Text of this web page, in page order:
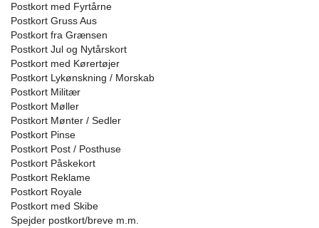
Postkort med Fyrtårne
Postkort Gruss Aus
Postkort fra Grænsen
Postkort Jul og Nytårskort
Postkort med Kørertøjer
Postkort Lykønskning / Morskab
Postkort Militær
Postkort Møller
Postkort Mønter / Sedler
Postkort Pinse
Postkort Post / Posthuse
Postkort Påskekort
Postkort Reklame
Postkort Royale
Postkort med Skibe
Spejder postkort/breve m.m.